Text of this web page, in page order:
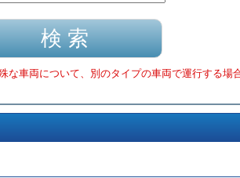
車両について、別のタイプの車両で運行する場